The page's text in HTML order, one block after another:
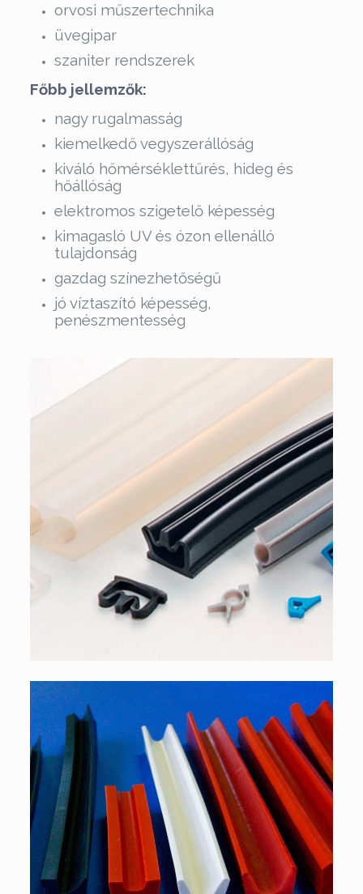
orvosi műszertechnika
üvegipar
szaniter rendszerek
Főbb jellemzők:
nagy rugalmasság
kiemelkedő vegyszerállóság
kiváló hőmérséklettűrés, hideg és
hőállóság
elektromos szigetelő képesség
kimagasló UV és ózon ellenálló
tulajdonság
gazdag színezhetőségű
jó víztaszító képesség,
penészmentesség